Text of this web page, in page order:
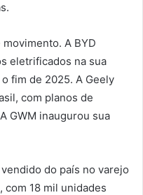
A BYD
eletrificados na sua
fim de 2025. A Geely
com planos de
GWM inaugurou sua
do país no varejo
18 mil unidades